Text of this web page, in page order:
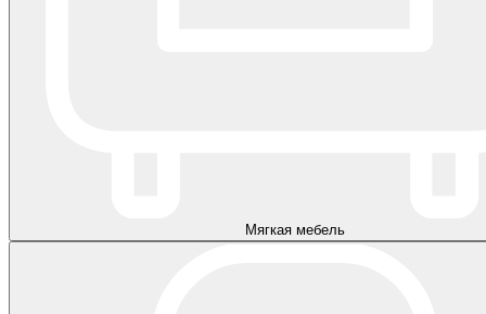
Мягкая мебель